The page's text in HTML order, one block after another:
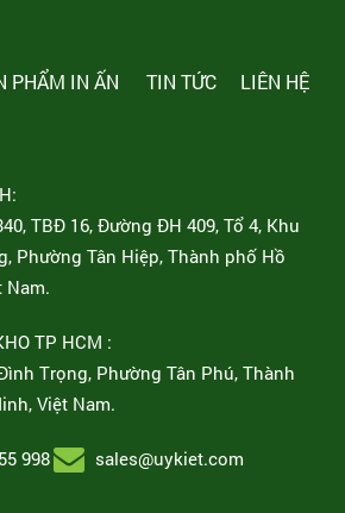
PHẨM IN ẤN TIN TỨC
LIÊN HỆ
TBĐ 16, Đường ĐH 409, Tổ 4, Khu
Phường Tân Hiệp, Thành phố Hồ
Nam.
TP HCM :
Trọng, Phường Tân Phú, Thành
Việt Nam.
998 sales@uykiet.com